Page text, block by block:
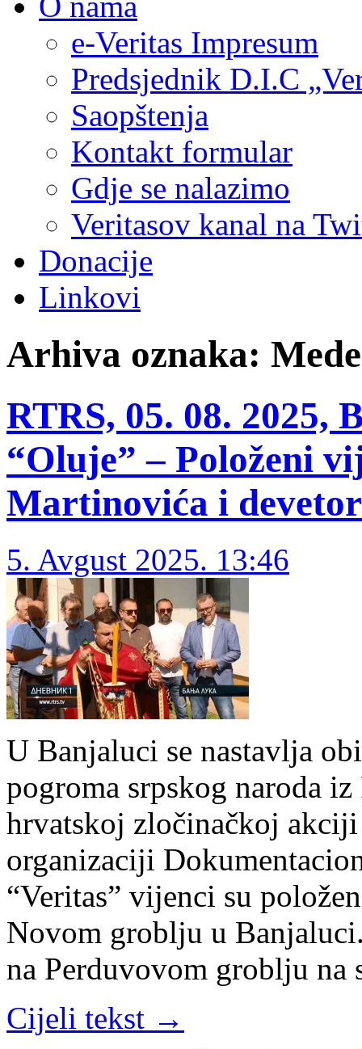
e-Veritas Impresum
Predsjednik D.I.C
Saopštenja
Kontakt formular
Gdje se nalazimo
Veritasov kanal na
Donacije
Linkovi
Arhiva oznaka:
RTRS, 05. 08. 2025,
“Oluje” – Položeni
Martinovića i
5. Avgust 2025. 13:46
U Banjaluci se nastavlja
pogroma srpskog naroda
hrvatskoj zločinačkoj
organizaciji
“Veritas” vijenci su
Novom groblju u
na Perduvovom groblju
Cijeli tekst →